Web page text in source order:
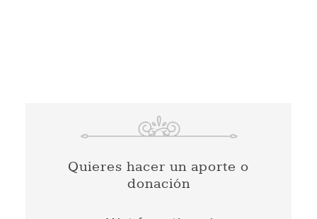
Quieres hacer un aporte o
donación